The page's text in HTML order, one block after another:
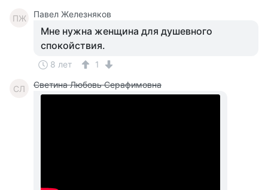
ПЖ Павел Железняков
Мне нужна женщина для душевного
спокойствия.
8 лет 1
СЛ Светина Любовь Серафимовна